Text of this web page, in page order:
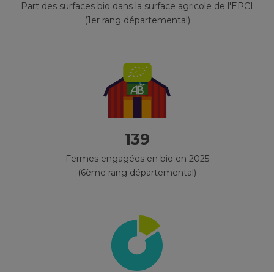
Part des surfaces bio dans la surface agricole de l'EPCI
(1er rang départemental)
139
Fermes engagées en bio en 2025
(6ème rang départemental)